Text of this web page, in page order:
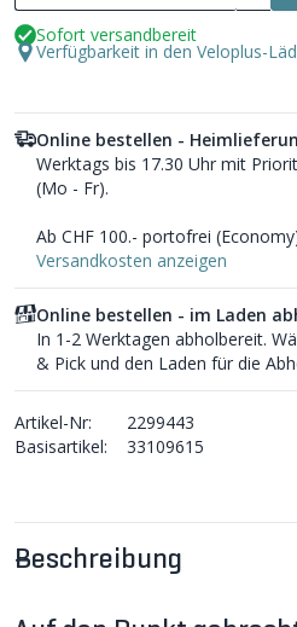
Beschreibung
Sofort versandbereit
Verfügbarkeit in den Veloplus-
Online bestellen -
Werktags bis 17.30 Uhr mit
(Mo - Fr).
Ab CHF 100.- portofrei
Versandkosten anzeigen
Online bestellen - im Laden
In 1-2 Werktagen abholbereit.
& Pick und den Laden für die
Artikel-Nr:
2299443
Basisartikel:
33109615